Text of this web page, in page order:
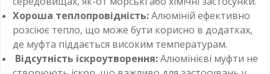
Хороша теплопровідність:Алюміній ефективно
розсіює тепло, що може бути корисно в додатках,
де муфта піддається високим температурам.
Відсутність іскроутворення:Алюмінієві муфти не